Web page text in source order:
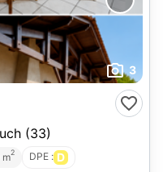
3
(33)
m2 DPE : D